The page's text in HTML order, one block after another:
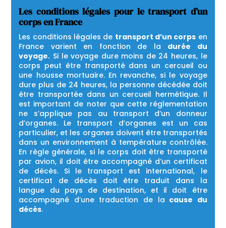
Les conditions légales pour le transport d’un
corps en France
Les conditions légales de transport d’un corps en
France varient en fonction de la
durée du
voyage. Si le voyage dure moins de 24 heures, le
corps peut être transporté dans un cercueil ou
une housse mortuaire. En revanche, si le voyage
dure plus de 24 heures, la personne décédée doit
être transportée dans un cercueil hermétique. Il
est important de noter que cette réglementation
ne s’applique pas au transport d’un donneur
d’organes. Le transport d’organes est un cas
particulier, et les organes doivent être transportés
dans un environnement à température contrôlée.
En règle générale, si le corps doit être transporté
par avion, il doit être accompagné d’un certificat
de décès. Si le transport est international, le
certificat de décès doit être traduit dans la
langue du pays de destination, et il doit être
accompagné d’une traduction de la cause du
décès.